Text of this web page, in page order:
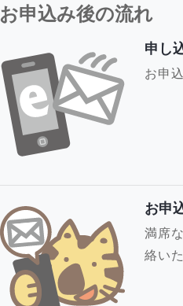
お申込み後の流れ
申し
お申
お申
満席
絡い